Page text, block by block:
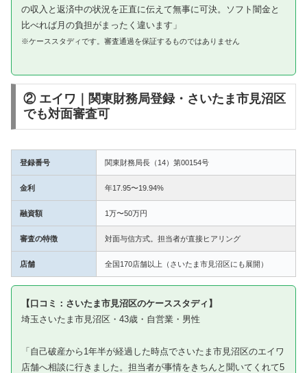
の収入と返済中の状況を正直に伝えて無事に可決。ソフト闇金と
比べれば月の負担がまったく違います」
※ケーススタディです。審査通過を保証するものではありません
② エイワ｜関東財務局登録・さいたま市見沼区
でも対面審査可
登録番号 関東財務局長（14）第00154号
金利 年17.95〜19.94%
融資額 1万〜50万円
審査の特徴 対面与信方式。担当者が直接ヒアリング
店舗 全国170店舗以上（さいたま市見沼区にも展開）
【口コミ：さいたま市見沼区のケーススタディ】
埼玉さいたま市見沼区・43歳・自営業・男性
「自己破産から1年半が経過した時点でさいたま市見沼区のエイワ
店舗へ相談に行きました。担当者が事情をきちんと聞いてくれて5